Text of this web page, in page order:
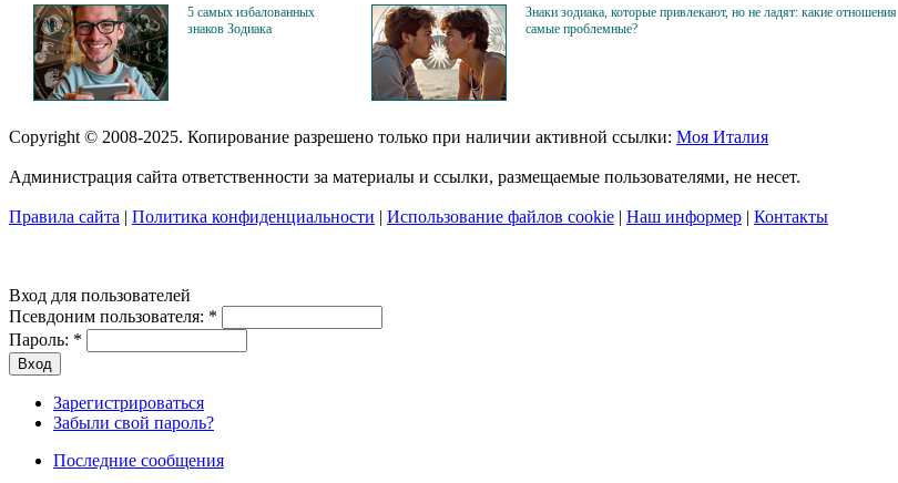
5 самых избалованных
знаков Зодиака
Знаки зодиака, которые привлекают, но не ладят: какие отношения
самые проблемные?
Copyright © 2008-2025. Копирование разрешено только при наличии активной ссылки: Моя Италия
Администрация сайта ответственности за материалы и ссылки, размещаемые пользователями, не несет.
Правила сайта | Политика конфиденциальности | Использование файлов cookie | Наш информер | Контакты
Вход для пользователей
Псевдоним пользователя: *
Пароль: *
Зарегистрироваться
Забыли свой пароль?
Последние сообщения